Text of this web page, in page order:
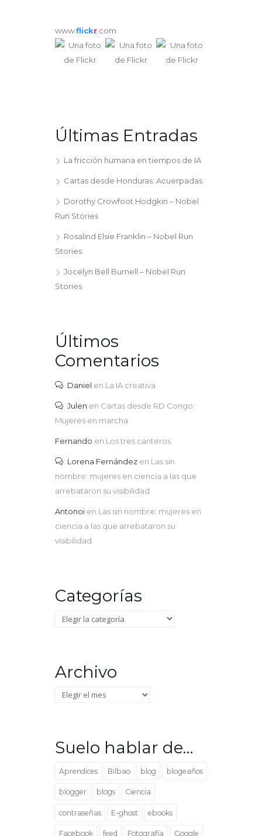
www.flickr.com
Últimas Entradas
La fricción humana en tiempos de IA
Cartas desde Honduras: Acuerpadas
Dorothy Crowfoot Hodgkin – Nobel
Run Stories
Rosalind Elsie Franklin – Nobel Run
Stories
Jocelyn Bell Burnell – Nobel Run
Stories
Últimos
Comentarios
Daniel en La IA creativa
Julen en Cartas desde RD Congo:
Mujeres en marcha
Fernando en Los tres canteros
Lorena Fernández en Las sin
nombre: mujeres en ciencia a las que
arrebataron su visibilidad
Antonoi en Las sin nombre: mujeres en
ciencia a las que arrebataron su
visibilidad
Categorías
Categorías
Archivo
Archivo
Suelo hablar de…
Aprendices Bilbao blog blogeaños
blogger blogs Ciencia
contraseñas E-ghost ebooks
Facebook feed Fotografía Google